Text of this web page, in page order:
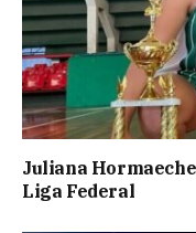
Juliana
Liga Federal